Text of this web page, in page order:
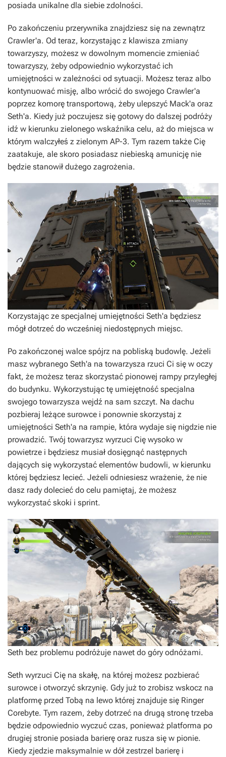
posiada unikalne dla siebie zdolności.
Po zakończeniu przerywnika znajdziesz się na zewnątrz
Crawler'a. Od teraz, korzystając z klawisza zmiany
towarzyszy, możesz w dowolnym momencie zmieniać
towarzyszy, żeby odpowiednio wykorzystać ich
umiejętności w zależności od sytuacji. Możesz teraz albo
kontynuować misję, albo wrócić do swojego Crawler'a
poprzez komorę transportową, żeby ulepszyć Mack'a oraz
Seth'a. Kiedy już poczujesz się gotowy do dalszej podróży
idź w kierunku zielonego wskaźnika celu, aż do miejsca w
którym walczyłeś z zielonym AP-3. Tym razem także Cię
zaatakuje, ale skoro posiadasz niebieską amunicję nie
będzie stanowił dużego zagrożenia.
Korzystając ze specjalnej umiejętności Seth'a będziesz
mógł dotrzeć do wcześniej niedostępnych miejsc.
Po zakończonej walce spójrz na pobliską budowlę. Jeżeli
masz wybranego Seth'a na towarzysza rzuci Ci się w oczy
fakt, że możesz teraz skorzystać pionowej rampy przyległej
do budynku. Wykorzystując tę umiejętność specjalna
swojego towarzysza wejdź na sam szczyt. Na dachu
pozbieraj leżące surowce i ponownie skorzystaj z
umiejętności Seth'a na rampie, która wydaje się nigdzie nie
prowadzić. Twój towarzysz wyrzuci Cię wysoko w
powietrze i będziesz musiał dosięgnąć następnych
dających się wykorzystać elementów budowli, w kierunku
której będziesz lecieć. Jeżeli odniesiesz wrażenie, że nie
dasz rady dolecieć do celu pamiętaj, że możesz
wykorzystać skoki i sprint.
Seth bez problemu podróżuje nawet do góry odnóżami.
Seth wyrzuci Cię na skałę, na której możesz pozbierać
surowce i otworzyć skrzynię. Gdy już to zrobisz wskocz na
platformę przed Tobą na lewo której znajduje się Ringer
Corebyte. Tym razem, żeby dotrzeć na drugą stronę trzeba
będzie odpowiednio wyczuć czas, ponieważ platforma po
drugiej stronie posiada barierę oraz rusza się w pionie.
Kiedy zjedzie maksymalnie w dół zestrzel barierę i